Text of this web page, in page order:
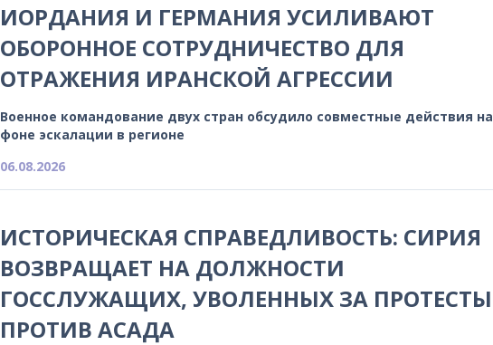
ИОРДАНИЯ И ГЕРМАНИЯ УСИЛИВАЮТ
ОБОРОННОЕ СОТРУДНИЧЕСТВО ДЛЯ
ОТРАЖЕНИЯ ИРАНСКОЙ АГРЕССИИ
Военное командование двух стран обсудило совместные действия на
фоне эскалации в регионе
06.08.2026
ИСТОРИЧЕСКАЯ СПРАВЕДЛИВОСТЬ: СИРИЯ
ВОЗВРАЩАЕТ НА ДОЛЖНОСТИ
ГОССЛУЖАЩИХ, УВОЛЕННЫХ ЗА ПРОТЕСТЫ
ПРОТИВ АСАДА